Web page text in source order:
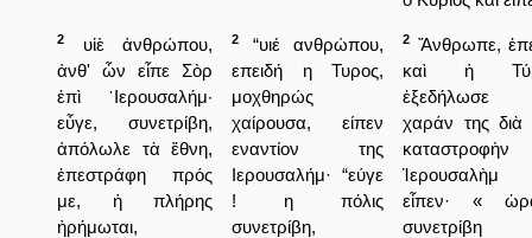
2
υἱὲ ἀνθρώπου,
ἀνθ' ὧν εἶπε Σὸρ
ἐπὶ ῾Ιερουσαλήμ·
εὖγε, συνετρίβη,
ἀπόλωλε τὰ ἔθνη,
ἐπεστράφη πρός
με, ἡ πλήρης
ἠρήμωται,
2
“υιέ ανθρώπου,
επειδή η Τυρος,
μοχθηρώς
χαίρουσα, είπεν
εναντίον της
Ιερουσαλήμ· “εύγε
! η πόλις
συνετρίβη,
2 Ἄνθρωπε,
καὶ ἡ
ἐξεδήλωσε
χαράν της διὰ
καταστροφὴν
Ἱερουσαλὴμ
εἶπεν· «
συνετρίβη